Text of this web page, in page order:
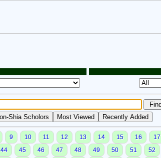
9 10 11 12 13 14 15 16 17
44 45 46 47 48 49 50 51 52